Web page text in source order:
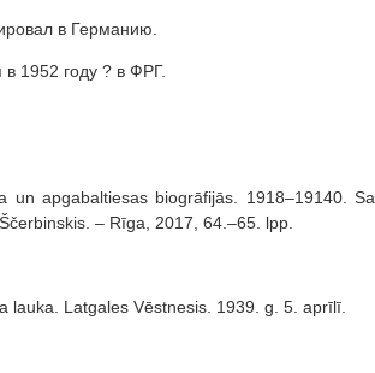
в Германию.
в 1952 году ? в ФРГ.
un apgabaltiesas biogrāfijās. 1918–19140.
– Rīga, 2017, 64.–65. lpp.
lauka. Latgales Vēstnesis. 1939. g. 5. aprīlī.